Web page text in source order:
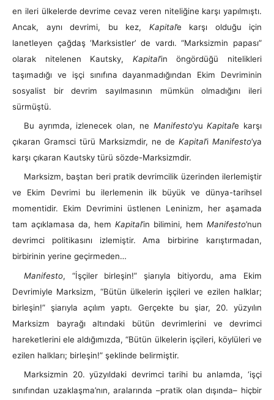
en ileri ülkelerde devrime cevaz veren niteliğine karşı yapılmıştı.
Ancak, aynı devrimi, bu kez, Kapital’e karşı olduğu için
lanetleyen çağdaş ‘Marksistler’ de vardı. “Marksizmin papası”
olarak nitelenen Kautsky, Kapital’in öngördüğü nitelikleri
taşımadığı ve işçi sınıfına dayanmadığından Ekim Devriminin
sosyalist bir devrim sayılmasının mümkün olmadığını ileri
sürmüştü.
Bu ayrımda, izlenecek olan, ne Manifesto’yuKapital’e karşı
çıkaran Gramsci türü Marksizmdir, ne de Kapital’i Manifesto’ya
karşı çıkaran Kautsky türü sözde-Marksizmdir.
Marksizm, baştan beri pratik devrimcilik üzerinden ilerlemiştir
ve Ekim Devrimi bu ilerlemenin ilk büyük ve dünya-tarihsel
momentidir. Ekim Devrimini üstlenen Leninizm, her aşamada
tam açıklamasa da, hem Kapital’in bilimini, hem Manifesto’nun
devrimci politikasını izlemiştir. Ama birbirine karıştırmadan,
birbirinin yerine geçirmeden…
Manifesto, “İşçiler birleşin!” şiarıyla bitiyordu, ama Ekim
Devrimiyle Marksizm, “Bütün ülkelerin işçileri ve ezilen halklar;
birleşin!” şiarıyla açılım yaptı. Gerçekte bu şiar, 20. yüzyılın
Marksizm bayrağı altındaki bütün devrimlerini ve devrimci
hareketlerini ele aldığımızda, “Bütün ülkelerin işçileri, köylüleri ve
ezilen halkları; birleşin!” şeklinde belirmiştir.
Marksizmin 20. yüzyıldaki devrimci tarihi bu anlamda, ‘işçi
sınıfından uzaklaşma’nın, aralarında –pratik olan dışında– hiçbir